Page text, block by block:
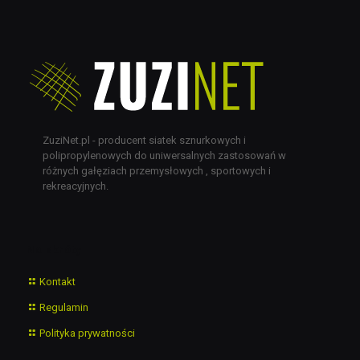
ZuziNet.pl - producent siatek sznurkowych i
polipropylenowych do uniwersalnych zastosowań w
różnych gałęziach przemysłowych , sportowych i
rekreacyjnych.
Kontakt
Regulamin
Polityka prywatności